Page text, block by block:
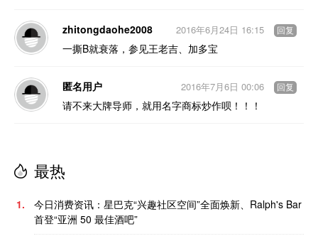
zhitongdaohe2008
一撕B就衰落，参见王老吉、加多宝
2016年6月24日 16:15 回复
匿名用户
请不来大牌导师，就用名字商标炒作呗！！！
2016年7月6日 00:06 回复
最热
1.
今日消费资讯：星巴克“兴趣社区空间”全面焕新、Ralph's Bar
首登“亚洲 50 最佳酒吧”